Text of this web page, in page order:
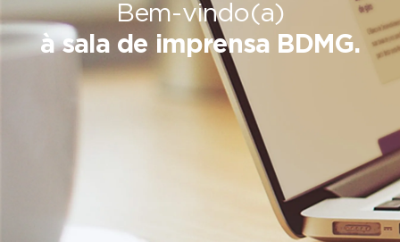
Bem-vindo(a)
à sala de imprensa BDMG.